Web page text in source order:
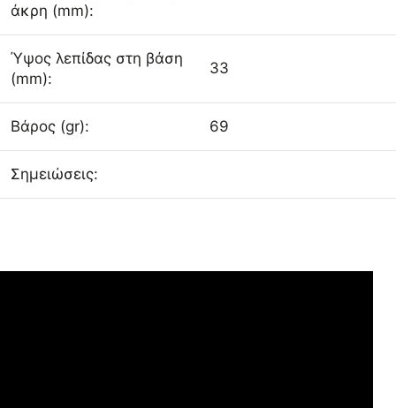
άκρη (mm):
Ύψος λεπίδας στη βάση
(mm):
33
Βάρος (gr): 69
Σημειώσεις: